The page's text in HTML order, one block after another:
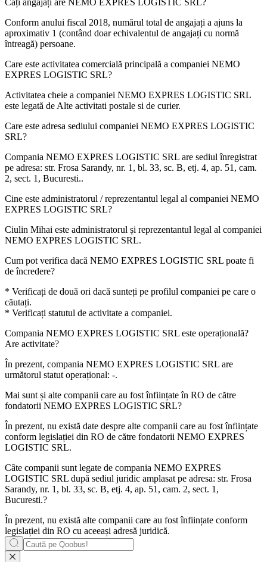
Câți angajați are NEMO EXPRES LOGISTIC SRL?
Conform anului fiscal 2018, numărul total de angajați a ajuns la
aproximativ 1 (contând doar echivalentul de angajați cu normă
întreagă) persoane.
Care este activitatea comercială principală a companiei NEMO
EXPRES LOGISTIC SRL?
Activitatea cheie a companiei NEMO EXPRES LOGISTIC SRL
este legată de Alte activitati postale si de curier.
Care este adresa sediului companiei NEMO EXPRES LOGISTIC
SRL?
Compania NEMO EXPRES LOGISTIC SRL are sediul înregistrat
pe adresa: str. Frosa Sarandy, nr. 1, bl. 33, sc. B, etj. 4, ap. 51, cam.
2, sect. 1, Bucuresti..
Cine este administratorul / reprezentantul legal al companiei NEMO
EXPRES LOGISTIC SRL?
Ciulin Mihai este administratorul și reprezentantul legal al companiei
NEMO EXPRES LOGISTIC SRL.
Cum pot verifica dacă NEMO EXPRES LOGISTIC SRL poate fi
de încredere?
* Verificați de două ori dacă sunteți pe profilul companiei pe care o
căutați.
* Verificați statutul de activitate a companiei.
Compania NEMO EXPRES LOGISTIC SRL este operațională?
Are activitate?
În prezent, compania NEMO EXPRES LOGISTIC SRL are
următorul statut operațional: -.
Mai sunt și alte companii care au fost înființate în RO de către
fondatorii NEMO EXPRES LOGISTIC SRL?
În prezent, nu există date despre alte companii care au fost înființate
conform legislației din RO de către fondatorii NEMO EXPRES
LOGISTIC SRL.
Câte companii sunt legate de compania NEMO EXPRES
LOGISTIC SRL după sediul juridic amplasat pe adresa: str. Frosa
Sarandy, nr. 1, bl. 33, sc. B, etj. 4, ap. 51, cam. 2, sect. 1,
Bucuresti.?
În prezent, nu există alte companii care au fost înființate conform
legislației din RO cu aceeași adresă juridică.